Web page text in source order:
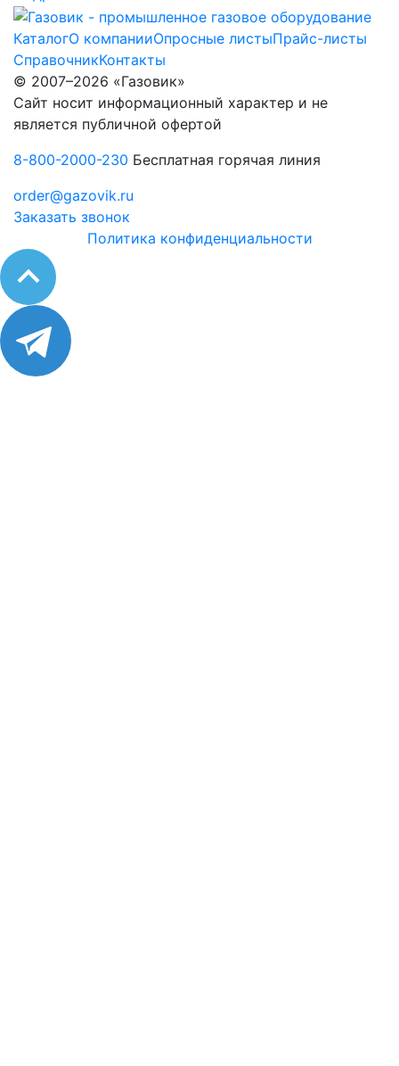
КаталогО компанииОпросные листыПрайс-листы
СправочникКонтакты
© 2007–2026 «Газовик»
Сайт носит информационный характер и не
является публичной офертой
8-800-2000-230 Бесплатная горячая линия
order@gazovik.ru
Заказать звонок
Политика конфиденциальности